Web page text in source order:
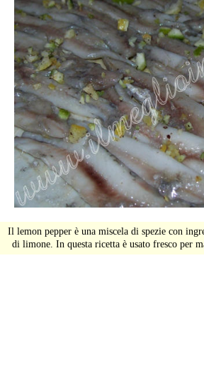
Il lemon pepper è una miscela di spezie con
di limone. In questa ricetta è usato fresco per